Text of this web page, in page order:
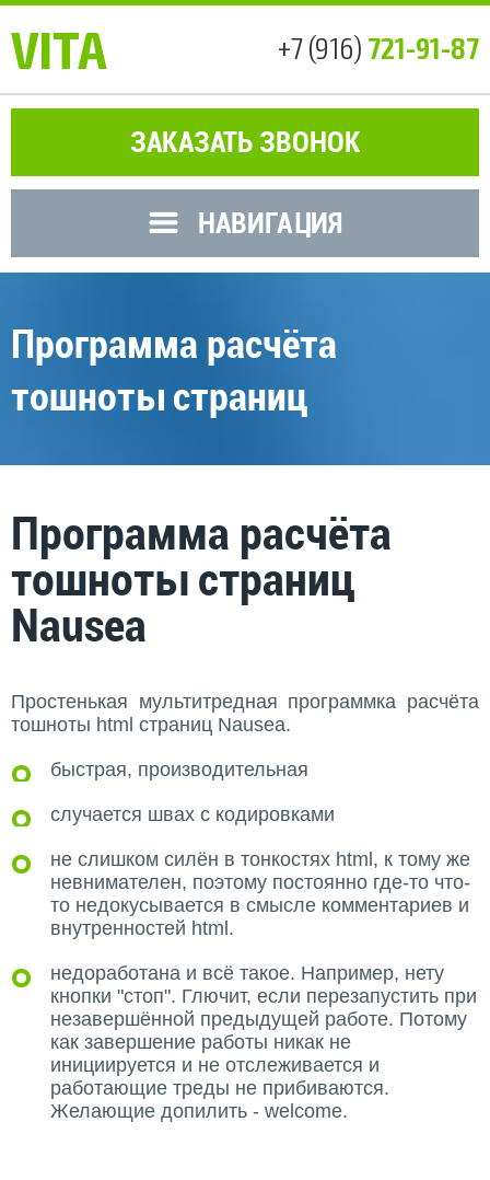
VITA +7 (916) 721-91-87
ЗАКАЗАТЬ ЗВОНОК
НАВИГАЦИЯ
Программа расчёта
тошноты страниц
Программа расчёта
тошноты страниц
Nausea
Простенькая мультитредная программка расчёта
тошноты html страниц Nausea.
быстрая, производительная
случается швах с кодировками
не слишком силён в тонкостях html, к тому же
невнимателен, поэтому постоянно где-то что-
то недокусывается в смысле комментариев и
внутренностей html.
недоработана и всё такое. Например, нету
кнопки "стоп". Глючит, если перезапустить при
незавершённой предыдущей работе. Потому
как завершение работы никак не
инициируется и не отслеживается и
работающие треды не прибиваются.
Желающие допилить - welcome.